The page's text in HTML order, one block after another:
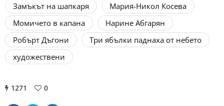
Замъкът на шапкаря
Мария-Никол Косева
Момичето в капана
Нарине Абгарян
Робърт Дъгони
Три ябълки паднаха от небето
художествени
1271 0